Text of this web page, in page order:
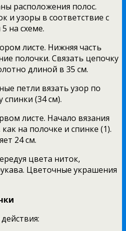
расположения полос.
и узоры в соответствие с
на схеме.
листе. Нижняя часть
полочки. Связать цепочку
длиной в 35 см.
петли вязать узор по
спинки (34 см).
листе. Начало вязания
на полочке и спинке (1).
24 см.
цвета ниток,
Цветочные украшения